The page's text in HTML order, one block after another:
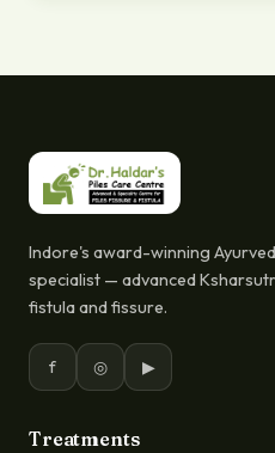
Indore's award-winning
specialist — advanced
fistula and fissure.
f ◎ ▶
Treatments